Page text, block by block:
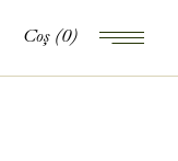
(0)